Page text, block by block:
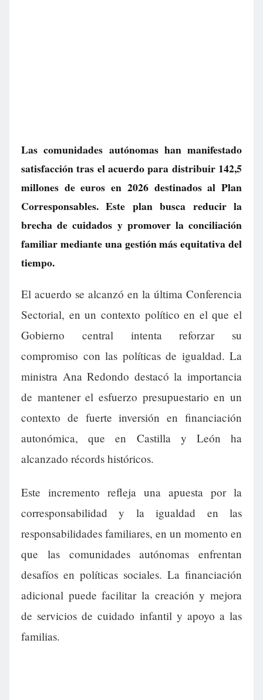
Las comunidades autónomas han manifestado
satisfacción tras el acuerdo para distribuir 142,5
millones de euros en 2026 destinados al Plan
Corresponsables. Este plan busca reducir la
brecha de cuidados y promover la conciliación
familiar mediante una gestión más equitativa del
tiempo.
El acuerdo se alcanzó en la última Conferencia
Sectorial, en un contexto político en el que el
Gobierno central intenta reforzar su
compromiso con las políticas de igualdad. La
ministra Ana Redondo destacó la importancia
de mantener el esfuerzo presupuestario en un
contexto de fuerte inversión en financiación
autonómica, que en Castilla y León ha
alcanzado récords históricos.
Este incremento refleja una apuesta por la
corresponsabilidad y la igualdad en las
responsabilidades familiares, en un momento en
que las comunidades autónomas enfrentan
desafíos en políticas sociales. La financiación
adicional puede facilitar la creación y mejora
de servicios de cuidado infantil y apoyo a las
familias.